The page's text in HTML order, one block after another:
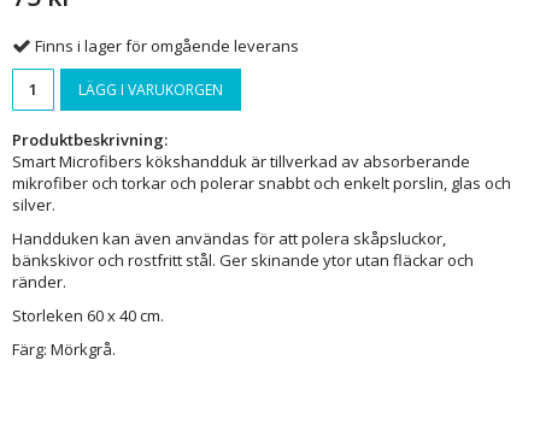
Finns i lager för omgående leverans
LÄGG I VARUKORGEN
Produktbeskrivning:
Smart Microfibers kökshandduk är tillverkad av absorberande
mikrofiber och torkar och polerar snabbt och enkelt porslin, glas och
silver.
Handduken kan även användas för att polera skåpsluckor,
bänkskivor och rostfritt stål. Ger skinande ytor utan fläckar och
ränder.
Storleken 60 x 40 cm.
Färg: Mörkgrå.